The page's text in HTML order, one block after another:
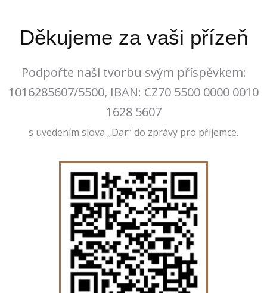
Děkujeme za vaši přízeň
Podpořte naši tvorbu svým příspěvkem:
1016285607/5500, IBAN: CZ70 5500 0000 0010
1628 5607
s uvedením slova „Dar“ do zprávy pro příjemce.